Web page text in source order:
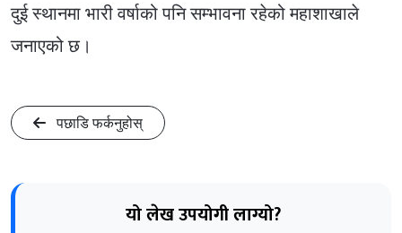
दुई स्थानमा भारी वर्षाको पनि सम्भावना रहेको महाशाखाले
जनाएको छ।
पछाडि फर्कनुहोस्
यो लेख उपयोगी लाग्यो?